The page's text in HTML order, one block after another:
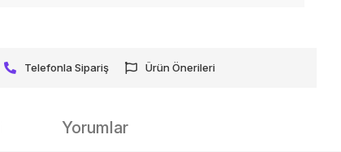
Telefonla Sipariş Ürün Önerileri
Yorumlar